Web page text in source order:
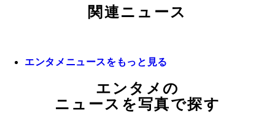
関連ニュース
エンタメニュースをもっと見る
エンタメの
ニュースを写真で探す